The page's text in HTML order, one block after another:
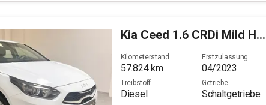
Kia Ceed 1.6 CRDi Mild Hybrid Vision (EURO 6d)
Kilometerstand
57.824km
Erstzulassung
04/2023
Treibstoff
Diesel
Getriebe
Schaltgetriebe